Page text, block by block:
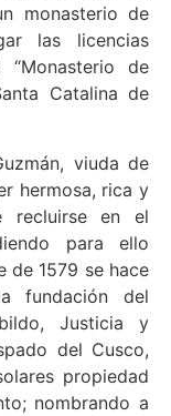
monasterio de
las licencias
de
Catalina de
viuda de
hermosa, rica y
recluirse en el
para ello
de 1579 se hace
fundación del
Justicia y
del Cusco,
propiedad
nombrando a